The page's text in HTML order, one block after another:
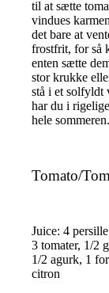
til at sætte
vindues
det bare at
frostfrit, for så
enten sætte
stor krukke
stå i et solfyldt
har du i
hele sommeren.
Tomato/
Juice: 4
3 tomater, 1/2
1/2 agurk, 1
citron